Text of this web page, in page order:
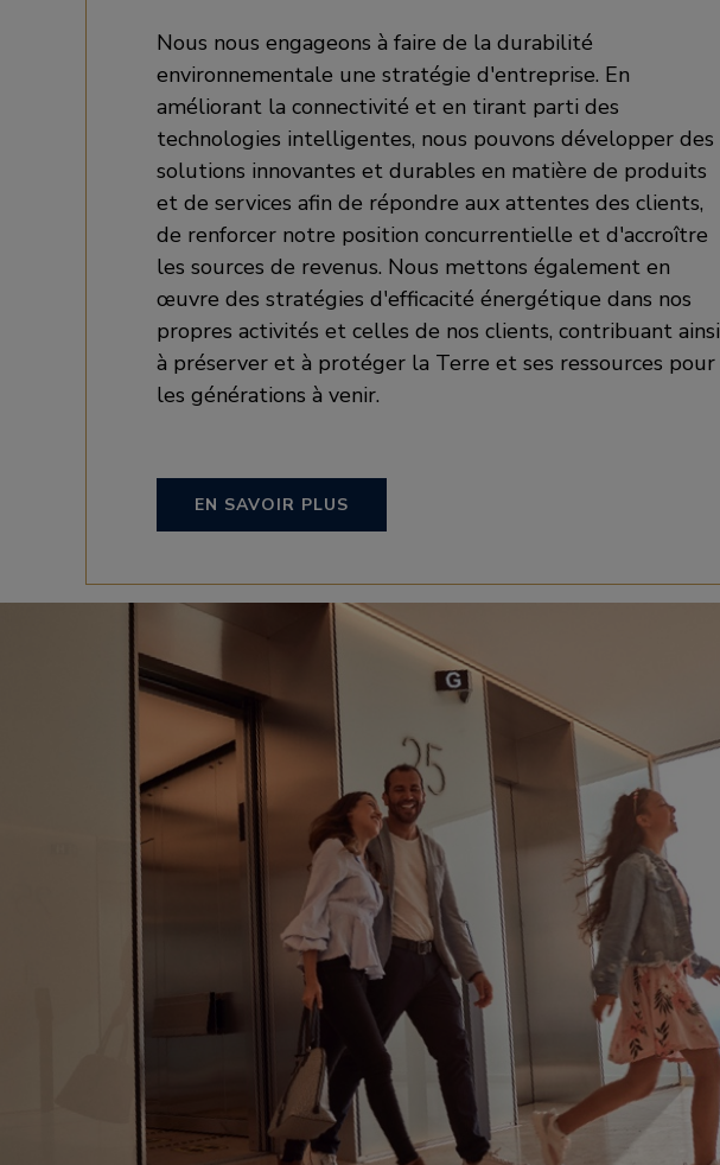
Nous nous engageons à faire de la durabilité
environnementale une stratégie d'entreprise. En
améliorant la connectivité et en tirant parti des
technologies intelligentes, nous pouvons développer des
solutions innovantes et durables en matière de produits
et de services afin de répondre aux attentes des clients,
de renforcer notre position concurrentielle et d'accroître
les sources de revenus. Nous mettons également en
œuvre des stratégies d'efficacité énergétique dans nos
propres activités et celles de nos clients, contribuant ainsi
à préserver et à protéger la Terre et ses ressources pour
les générations à venir.
EN SAVOIR PLUS